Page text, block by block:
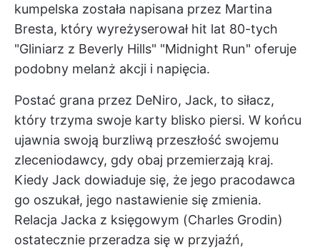
kumpelska została napisana przez Martina
Bresta, który wyreżyserował hit lat 80-tych
"Gliniarz z Beverly Hills" "Midnight Run" oferuje
podobny melanż akcji i napięcia.
Postać grana przez DeNiro, Jack, to siłacz,
który trzyma swoje karty blisko piersi. W końcu
ujawnia swoją burzliwą przeszłość swojemu
zleceniodawcy, gdy obaj przemierzają kraj.
Kiedy Jack dowiaduje się, że jego pracodawca
go oszukał, jego nastawienie się zmienia.
Relacja Jacka z księgowym (Charles Grodin)
ostatecznie przeradza się w przyjaźń,